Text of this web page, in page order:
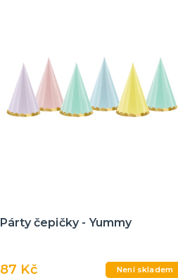
Párty čepičky - Yummy
87 Kč Není skladem